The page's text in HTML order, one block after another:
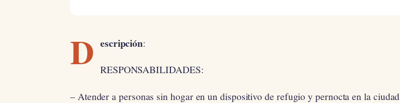
D escripción:
RESPONSABILIDADES:
– Atender a personas sin hogar en un dispositivo de refugio y pernocta en la ciudad